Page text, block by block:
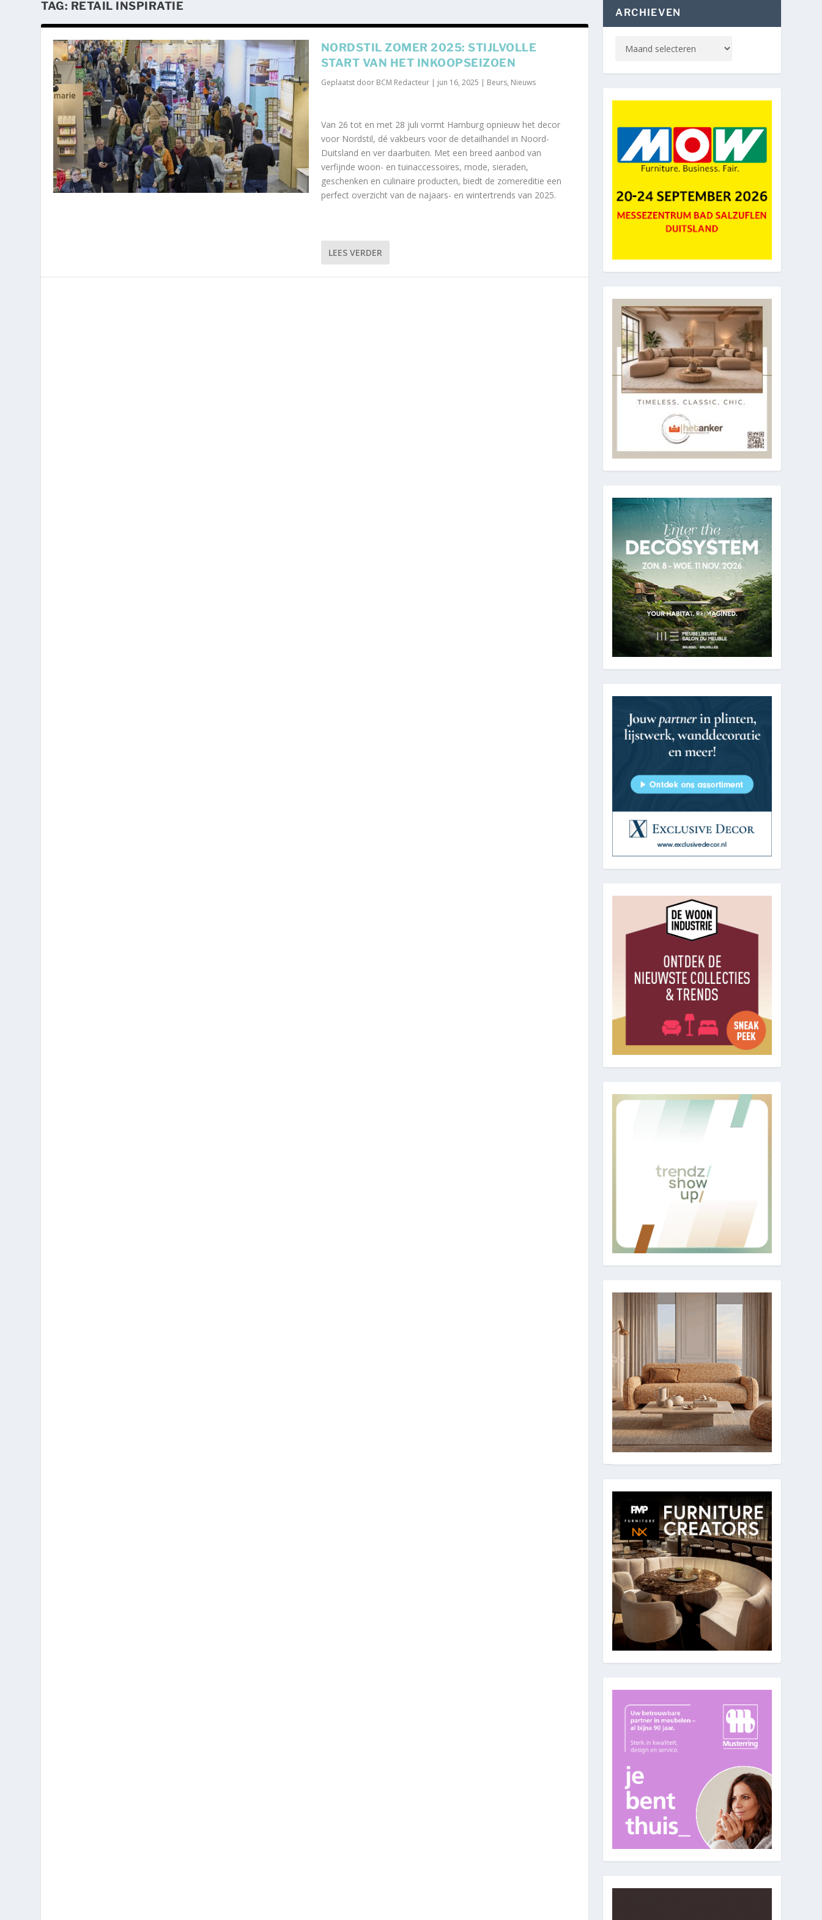
TAG: RETAIL INSPIRATIE
NORDSTIL ZOMER 2025: STIJLVOLLE
START VAN HET INKOOPSEIZOEN
Geplaatst door BCM Redacteur| jun 16, 2025 | Beurs, Nieuws
Van 26 tot en met 28 juli vormt Hamburg opnieuw het decor
voor Nordstil, dé vakbeurs voor de detailhandel in Noord-
Duitsland en ver daarbuiten. Met een breed aanbod van
verfijnde woon- en tuinaccessoires, mode, sieraden,
geschenken en culinaire producten, biedt de zomereditie een
perfect overzicht van de najaars- en wintertrends van 2025.
LEES VERDER
ARCHIEVEN